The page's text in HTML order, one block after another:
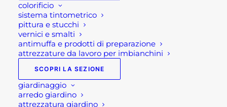
colorificio
sistema tintometrico
pittura e stucchi
vernici e smalti
antimuffa e prodotti di preparazione
attrezzature da lavoro per imbianchini
SCOPRI LA SEZIONE
giardinaggio
arredo giardino
attrezzatura giardino